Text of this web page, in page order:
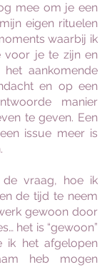
mee om je een
eigen rituelen
waarbij ik
voor je te zijn en
aankomende
en op een
manier
te geven. Een
issue meer is
vraag, hoe ik
de tijd te neem
gewoon door
het is “gewoon”
ik het afgelopen
heb mogen